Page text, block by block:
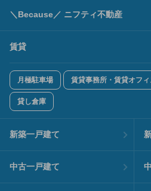
＼Because／ ニフティ不動産
賃貸
月極駐車場 賃貸事務所・賃貸オフィ
貸し倉庫
新築一戸建て
中古一戸建て